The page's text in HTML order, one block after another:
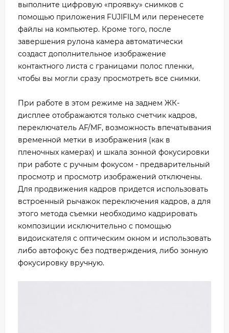
выполните цифровую «проявку» снимков с
помощью приложения FUJIFILM или перенесете
файлы на компьютер. Кроме того, после
завершения рулона камера автоматически
создаст дополнительное изображение
контактного листа с границами полос пленки,
чтобы вы могли сразу просмотреть все снимки.
При работе в этом режиме на заднем ЖК-
дисплее отображаются только счетчик кадров,
переключатель AF/MF, возможность впечатывания
временной метки в изображения (как в
пленочных камерах) и шкала зонной фокусировки
при работе с ручным фокусом - предварительный
просмотр и просмотр изображений отключены.
Для продвижения кадров придется использовать
встроенный рычажок переключения кадров, а для
этого метода съемки необходимо кадрировать
композиции исключительно с помощью
видоискателя с оптическим окном и использовать
либо автофокус без подтверждения, либо зонную
фокусировку вручную.